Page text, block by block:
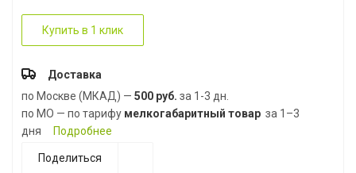
Купить в 1 клик
Доставка
по Москве (МКАД) — 500 руб. за 1-3 дн.
по МО — по тарифу мелкогабаритный товар за 1–3
дня
Подробнее
Поделиться